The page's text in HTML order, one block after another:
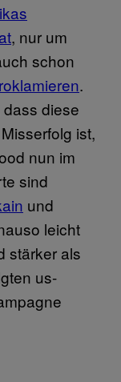
, nur um
schon
.
diese
ist,
nun im
sind
und
leicht
stärker als
us-